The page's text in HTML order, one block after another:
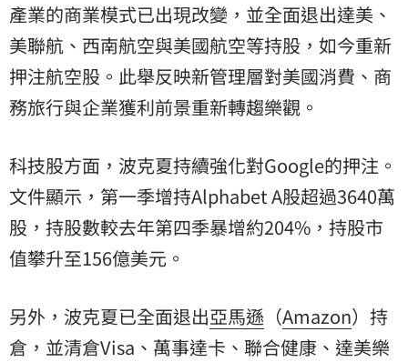
產業的商業模式已出現改變，並全面退出達美、
美聯航、西南航空與美國航空等持股，如今重新
押注航空股。此舉反映新管理層對美國消費、商
務旅行與企業獲利前景重新轉趨樂觀。
科技股方面，波克夏持續強化對Google的押注。
文件顯示，第一季增持Alphabet A股超過3640萬
股，持股數較去年第四季暴增約204%，持股市
值攀升至156億美元。
另外，波克夏已全面退出亞馬遜 （Amazon）持
倉，並清倉Visa、萬事達卡、聯合健康、達美樂